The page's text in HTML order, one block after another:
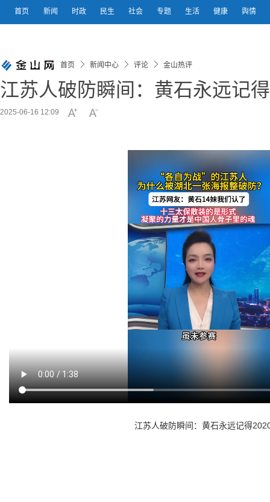
首页 新闻 时政 民生 社会 专题 生活 健康 舆情
首页 新闻中心 评论 金山热评
江苏人破防瞬间：黄石永远记
2025-06-16 12:09
江苏人破防瞬间：黄石永远记得